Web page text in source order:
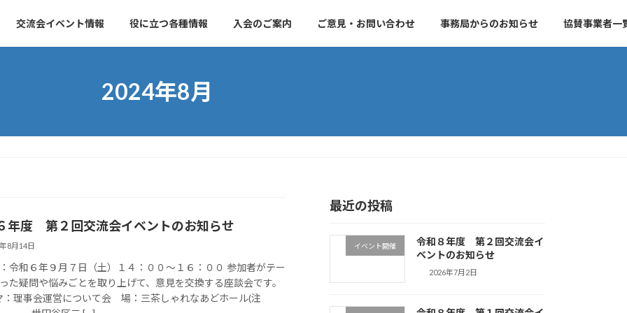
交流会イベント情報 役に立つ各種情報 入会のご案内 ご意見・お問い合わせ 事務局からのお知らせ 協賛事業者一
2024年8月
年度 第２回交流会イベントのお知らせ
8月14日
和６年９月７日（土）１４：００～１６：００ 参加者がテー
た疑問や悩みごとを取り上げて、意見を交換する座談会です。
：理事会運営について会 場：三茶しゃれなあどホール(注
最近の投稿
イベント開催
令和８年度 第２回交流会イ
ベントのお知らせ
2026年7月2日